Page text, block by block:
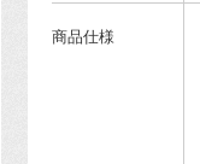
商品仕様